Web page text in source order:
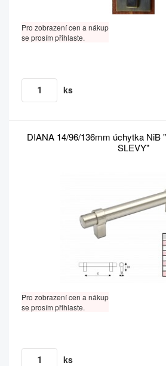
Pro zobrazení cen a nákup
se prosím přihlaste.
ks
DIANA 14/96/136mm úchytka NiB
SLEVY"
Pro zobrazení cen a nákup
se prosím přihlaste.
ks